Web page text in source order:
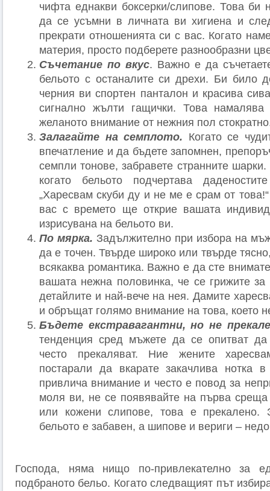
чифта еднакви боксерки/слипове. Това би
да се усъмни в личната ви хигиена и
прекрати отношенията си с вас. Когато
материя, просто подберете разнообразни
Съчетание по вкус. Важно е да
бельото с останалите си дрехи. Би било
черния ви спортен панталон и красива
сигнално жълти гащички. Това
желаното внимание от нежния пол
Залагайте на семплото. Когато се
впечатление и да бъдете запомнен,
семпли тонове, забравете странните
когато бельото подчертава
„Харесвам скуби ду и не ме е срам от
вас с времето ще открие вашата
изрисувана на бельото ви.
По мярка. Задължително при избора на
да е точен. Твърде широко или твърде
всякаква романтика. Важно е да сте
вашата нежна половинка, че се грижите
детайлите и най-вече на нея. Дамите
и обръщат голямо внимание на това, което
Бъдете екстравагантни, но не
тенденция сред мъжете да се опитват
често прекаляват. Ние жените
постарали да вкарате закачлива нотка
привлича внимание и често е повод за
моля ви, не се появявайте на първа
или кожени слипове, това е прекалено.
бельото е забавен, а шипове и вериги –
Господа, няма нищо по-привлекателно за
подбраното бельо. Когато следващият път